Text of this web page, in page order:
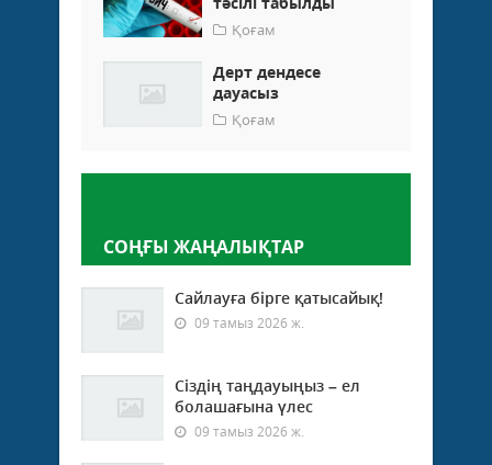
Қоғам
Дерт дендесе
дауасыз
Қоғам
СОҢҒЫ ЖАҢАЛЫҚТАР
Сайлауға бірге қатысайық!
09 тамыз 2026 ж.
Сіздің таңдауыңыз – ел
болашағына үлес
09 тамыз 2026 ж.